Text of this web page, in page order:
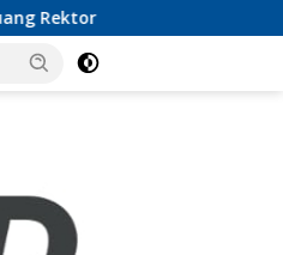
Pramuka, Wan Jamaluddin